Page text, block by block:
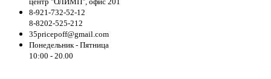
8-921-732-52-12
8-8202-525-212
35pricepoff@gmail.com
Понедельник - Пятница
10:00 - 20.00